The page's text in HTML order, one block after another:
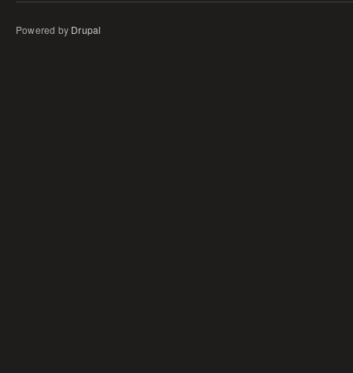
Powered by Drupal